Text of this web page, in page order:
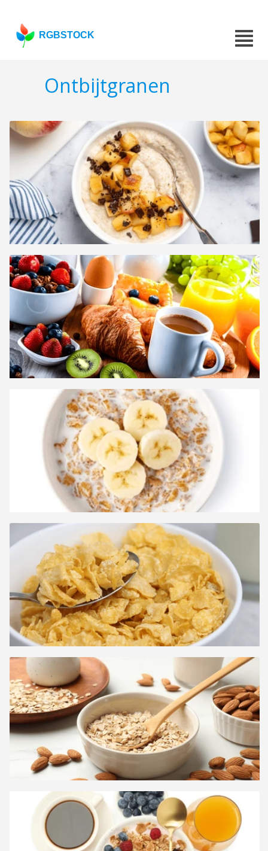
RGBSTOCK
Ontbijtgranen